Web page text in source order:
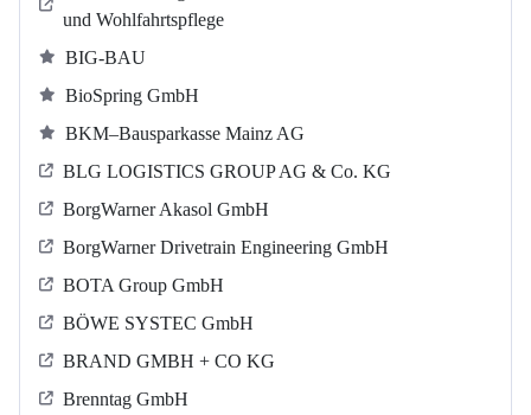
und Wohlfahrtspflege
BIG-BAU
BioSpring GmbH
BKM–Bausparkasse Mainz AG
BLG LOGISTICS GROUP AG & Co. KG
BorgWarner Akasol GmbH
BorgWarner Drivetrain Engineering GmbH
BOTA Group GmbH
BÖWE SYSTEC GmbH
BRAND GMBH + CO KG
Brenntag GmbH